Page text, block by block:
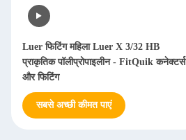
Luer फिटिंग महिला Luer X 3/32 HB
प्राकृतिक पॉलीप्रोपाइलीन - FitQuik कनेक्टर्स
और फिटिंग
सबसे अच्छी कीमत पाएं